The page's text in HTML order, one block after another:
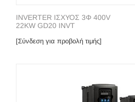
INVERTER ΙΣΧΥΟΣ 3Φ 400V
22KW GD20 INVT
[Σύνδεση για προβολή τιμής]